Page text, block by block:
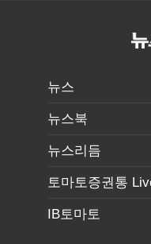
뉴스
뉴스북
뉴스리듬
토마토증권통
IB토마토